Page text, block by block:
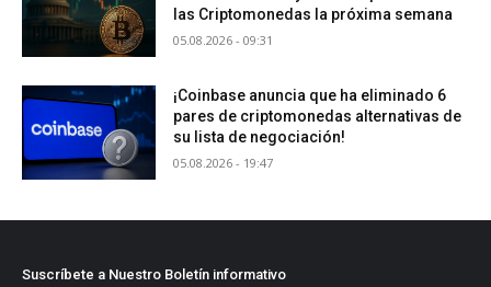
las Criptomonedas la próxima semana
05.08.2026 - 09:31
¡Coinbase anuncia que ha eliminado 6
pares de criptomonedas alternativas de
su lista de negociación!
05.08.2026 - 19:47
Suscríbete a Nuestro Boletín informativo